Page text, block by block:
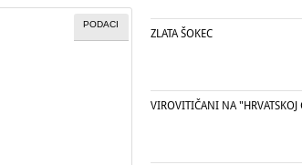
PODACI
ZLATA ŠOKEC
VIROVITIČANI NA "HRVATSKOJ